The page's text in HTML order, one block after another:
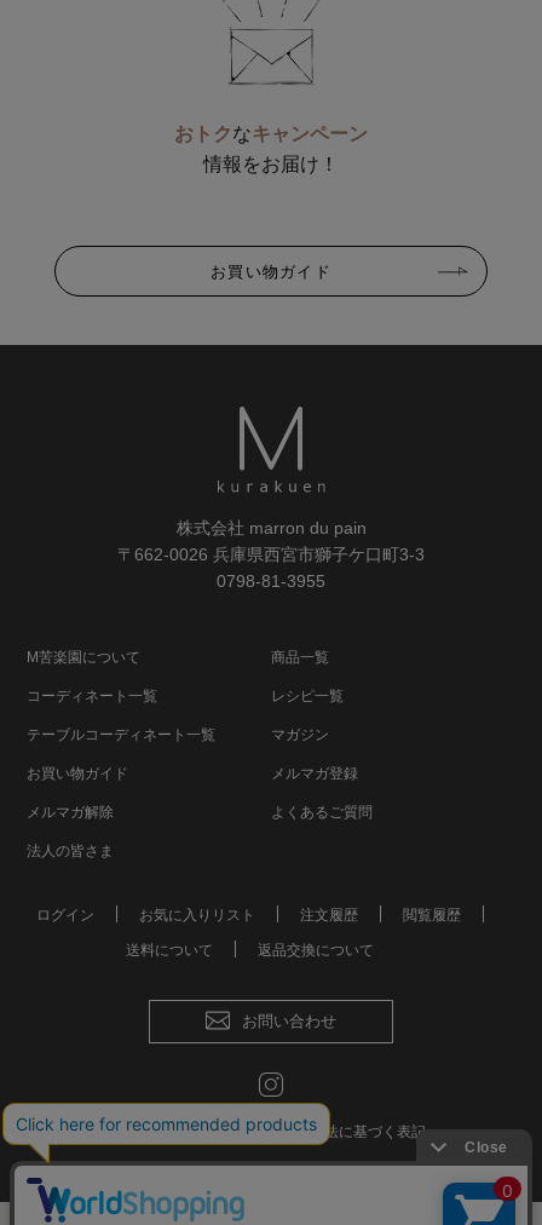
おトクなキャンペーン
情報をお届け！
お買い物ガイド
株式会社 marron du pain
〒662-0026 兵庫県西宮市獅子ケ口町3-3
0798-81-3955
M苦楽園について 商品一覧
コーディネート一覧 レシピ一覧
テーブルコーディネート一覧 マガジン
お買い物ガイド メルマガ登録
メルマガ解除 よくあるご質問
法人の皆さま
ログイン お気に入りリスト 注文履歴 閲覧履歴
送料について 返品交換について
お問い合わせ
会社概要 個人情報保護方針 特定商取引法に基づく表記